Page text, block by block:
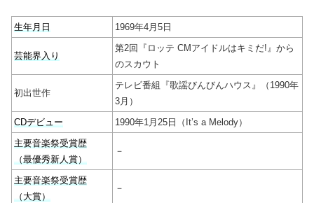
生年月日 1969年4月5日
芸能界入り
第2回『ロッテ CMアイドルはキミだ!』から
のスカウト
初出世作
テレビ番組『歌謡びんびんハウス』（1990年
3月）
CDデビュー
1990年1月25日（It’s a Melody）
主要音楽祭受賞歴
（最優秀新人賞）
－
主要音楽祭受賞歴
（大賞）
－